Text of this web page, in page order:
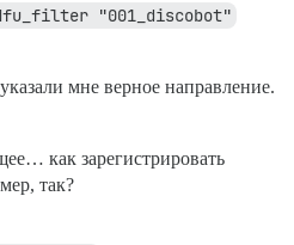
"001_discobot"
мне верное направление.
как зарегистрировать
так?